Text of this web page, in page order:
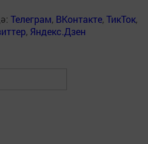
Телеграм, ВКонтакте,ТикТок,
, Яндекс.Дзен